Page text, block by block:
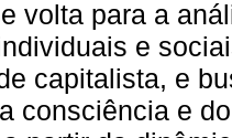
volta para a
e
capitalista, e
consciência e